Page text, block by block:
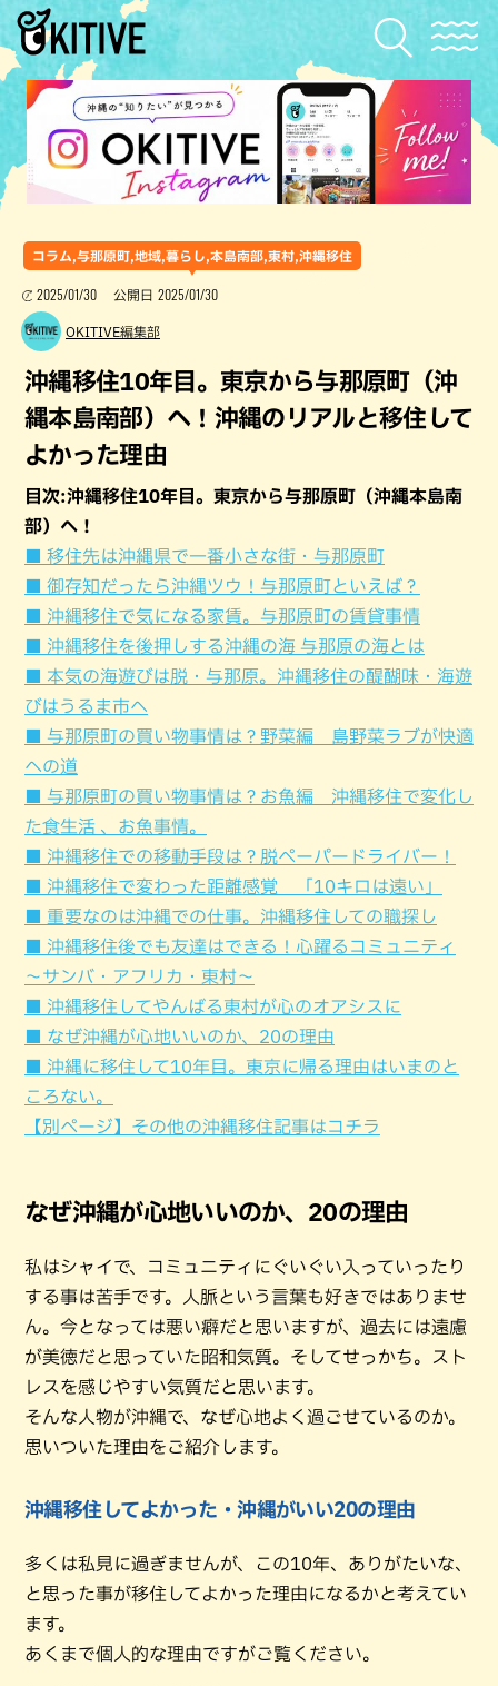
コラム,与那原町,地域,暮らし,本島南部,東村,沖縄移住
2025/01/30 公開日 2025/01/30
OKITIVE編集部
沖縄移住10年目。東京から与那原町（沖
縄本島南部）へ！沖縄のリアルと移住して
よかった理由
目次:沖縄移住10年目。東京から与那原町（沖縄本島南
部）へ！
■ 移住先は沖縄県で一番小さな街・与那原町
■ 御存知だったら沖縄ツウ！与那原町といえば？
■ 沖縄移住で気になる家賃。与那原町の賃貸事情
■ 沖縄移住を後押しする沖縄の海 与那原の海とは
■ 本気の海遊びは脱・与那原。沖縄移住の醍醐味・海遊
びはうるま市へ
■ 与那原町の買い物事情は？野菜編 島野菜ラブが快適
への道
■ 与那原町の買い物事情は？お魚編 沖縄移住で変化し
た食生活 、お魚事情。
■ 沖縄移住での移動手段は？脱ペーパードライバー！
■ 沖縄移住で変わった距離感覚 「10キロは遠い」
■ 重要なのは沖縄での仕事。沖縄移住しての職探し
■ 沖縄移住後でも友達はできる！心躍るコミュニティ
～サンバ・アフリカ・東村～
■ 沖縄移住してやんばる東村が心のオアシスに
■ なぜ沖縄が心地いいのか、20の理由
■ 沖縄に移住して10年目。東京に帰る理由はいまのと
ころない。
【別ページ】その他の沖縄移住記事はコチラ
なぜ沖縄が心地いいのか、20の理由
私はシャイで、コミュニティにぐいぐい入っていったり
する事は苦手です。人脈という言葉も好きではありませ
ん。今となっては悪い癖だと思いますが、過去には遠慮
が美徳だと思っていた昭和気質。そしてせっかち。スト
レスを感じやすい気質だと思います。
そんな人物が沖縄で、なぜ心地よく過ごせているのか。
思いついた理由をご紹介します。
沖縄移住してよかった・沖縄がいい20の理由
多くは私見に過ぎませんが、この10年、ありがたいな、
と思った事が移住してよかった理由になるかと考えてい
ます。
あくまで個人的な理由ですがご覧ください。